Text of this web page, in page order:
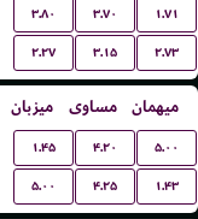
۳.۸۰ ۳.۷۰ ۱.۷۱
۲.۲۷ ۳.۱۵ ۲.۷۳
میزبان مساوی میهمان
۱.۴۵ ۴.۲۰ ۵.۰۰
۵.۰۰ ۴.۲۵ ۱.۴۳